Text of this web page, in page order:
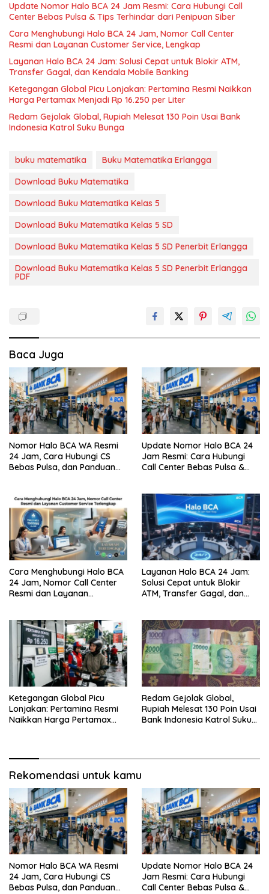
Update Nomor Halo BCA 24 Jam Resmi: Cara Hubungi Call
Center Bebas Pulsa & Tips Terhindar dari Penipuan Siber
Cara Menghubungi Halo BCA 24 Jam, Nomor Call Center
Resmi dan Layanan Customer Service, Lengkap
Layanan Halo BCA 24 Jam: Solusi Cepat untuk Blokir ATM,
Transfer Gagal, dan Kendala Mobile Banking
Ketegangan Global Picu Lonjakan: Pertamina Resmi Naikkan
Harga Pertamax Menjadi Rp 16.250 per Liter
Redam Gejolak Global, Rupiah Melesat 130 Poin Usai Bank
Indonesia Katrol Suku Bunga
buku matematika
Buku Matematika Erlangga
Download Buku Matematika
Download Buku Matematika Kelas 5
Download Buku Matematika Kelas 5 SD
Download Buku Matematika Kelas 5 SD Penerbit Erlangga
Download Buku Matematika Kelas 5 SD Penerbit Erlangga
PDF
Baca Juga
Nomor Halo BCA WA Resmi
24 Jam, Cara Hubungi CS
Bebas Pulsa, dan Panduan
Update Nomor Halo BCA 24
Jam Resmi: Cara Hubungi
Call Center Bebas Pulsa &
Cara Menghubungi Halo BCA
24 Jam, Nomor Call Center
Resmi dan Layanan
Layanan Halo BCA 24 Jam:
Solusi Cepat untuk Blokir
ATM, Transfer Gagal, dan
Ketegangan Global Picu
Lonjakan: Pertamina Resmi
Naikkan Harga Pertamax
Redam Gejolak Global,
Rupiah Melesat 130 Poin Usai
Bank Indonesia Katrol Suku
Rekomendasi untuk kamu
Nomor Halo BCA WA Resmi
24 Jam, Cara Hubungi CS
Bebas Pulsa, dan Panduan
Update Nomor Halo BCA 24
Jam Resmi: Cara Hubungi
Call Center Bebas Pulsa &